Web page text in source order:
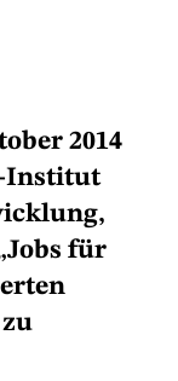
2014
Institut
für